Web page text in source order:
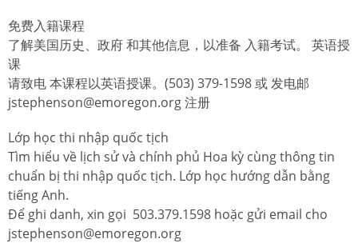
免费入籍课程
了解美国历史、政府 和其他信息，以准备 入籍考试。 英语授
课
请致电 本课程以英语授课。(503) 379-1598 或 发电邮
jstephenson@emoregon.org 注册
Lớp học thi nhập quốc tịch
Tìm hiểu về lịch sử và chính phủ Hoa kỳ cùng thông tin
chuẩn bị thi nhập quốc tịch. Lớp học hướng dẫn bằng
tiếng Anh.
Để ghi danh, xin gọi 503.379.1598 hoặc gửi email cho
jstephenson@emoregon.org